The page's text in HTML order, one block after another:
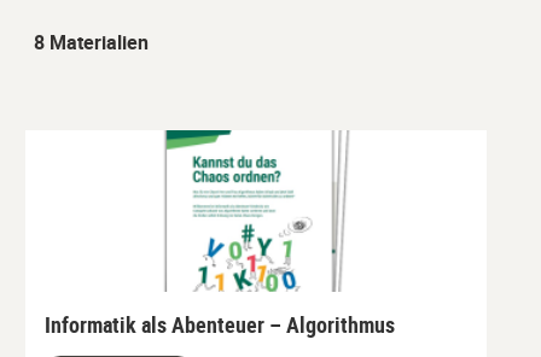
8 Materialien
Informatik als Abenteuer – Algorithmus